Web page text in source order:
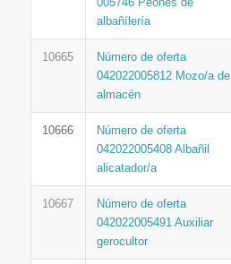
albañílería
10665
Número de oferta
042022005812 Mozo/a de
almacén
10666
Número de oferta
042022005408 Albañil
alicatador/a
10667
Número de oferta
042022005491 Auxiliar
gerocultor